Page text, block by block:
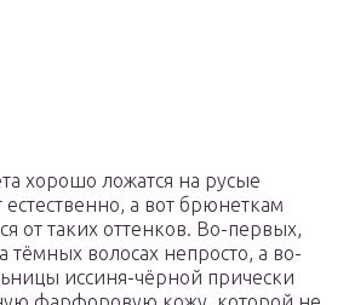
хорошо ложатся на русые
а вот брюнеткам
от таких оттенков. Во-первых,
тёмных волосах непросто, а во-
иссиня-чёрной прически